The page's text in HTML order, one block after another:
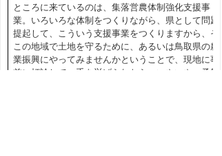
ところに来ているのは、集落営農体制強化支援事
業。いろいろな体制をつくりながら、県として問題
提起して、こういう支援事業をつくりますから、そ
この地域で土地を守るために、あるいは鳥取県の農
業振興にやってみませんかということで、現地に事
前に打診して、手を挙げられたら、いやいや、予算